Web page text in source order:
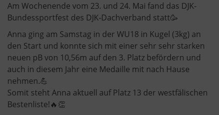
Am Wochenende vom 23. und 24. Mai fand das DJK-
Bundessportfest des DJK-Dachverband statt🥳
Anna ging am Samstag in der WU18 in Kugel (3kg) an
den Start und konnte sich mit einer sehr sehr starken
neuen pB von 10,56m auf den 3. Platz befördern und
auch in diesem Jahr eine Medaille mit nach Hause
nehmen.💪
Somit steht Anna aktuell auf Platz 13 der westfälischen
Bestenliste!🔥👏